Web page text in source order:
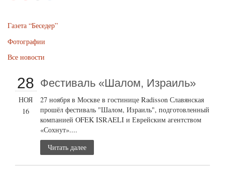
Газета “Беседер”
Фотографии
Все новости
28
НОЯ
16
Фестиваль «Шалом, Израиль»
27 ноября в Москве в гостинице Radisson Славянская
прошёл фестиваль "Шалом, Израиль", подготовленный
компанией OFEK ISRAELI и Еврейским агентством
«Сохнут»....
Читать далее